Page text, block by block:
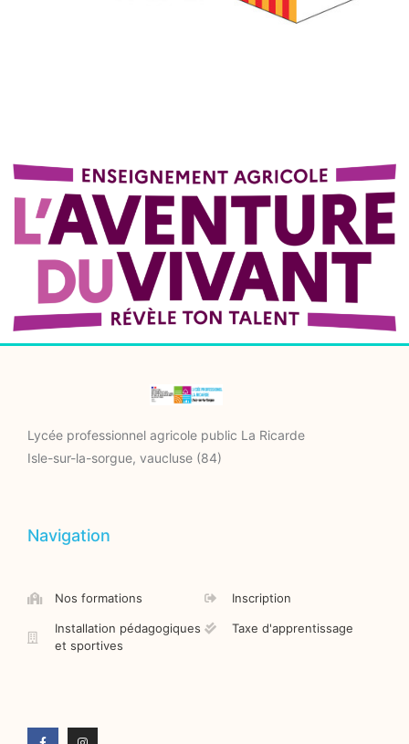
Lycée professionnel agricole public La Ricarde
Isle-sur-la-sorgue, vaucluse (84)
Navigation
Nos formations
Installation pédagogiques
et sportives
Inscription
Taxe d'apprentissage